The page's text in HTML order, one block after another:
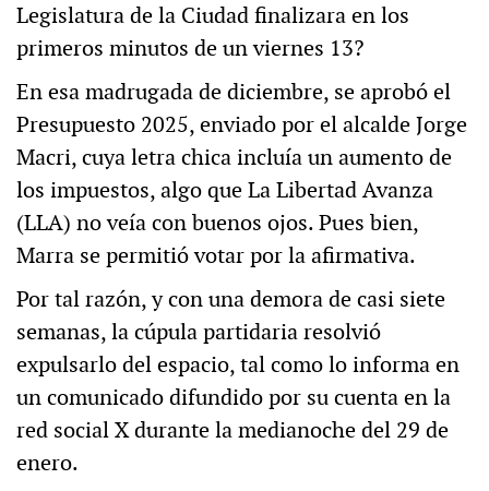
Legislatura de la Ciudad finalizara en los
primeros minutos de un viernes 13?
En esa madrugada de diciembre, se aprobó el
Presupuesto 2025, enviado por el alcalde Jorge
Macri, cuya letra chica incluía un aumento de
los impuestos, algo que La Libertad Avanza
(LLA) no veía con buenos ojos. Pues bien,
Marra se permitió votar por la afirmativa.
Por tal razón, y con una demora de casi siete
semanas, la cúpula partidaria resolvió
expulsarlo del espacio, tal como lo informa en
un comunicado difundido por su cuenta en la
red social X durante la medianoche del 29 de
enero.